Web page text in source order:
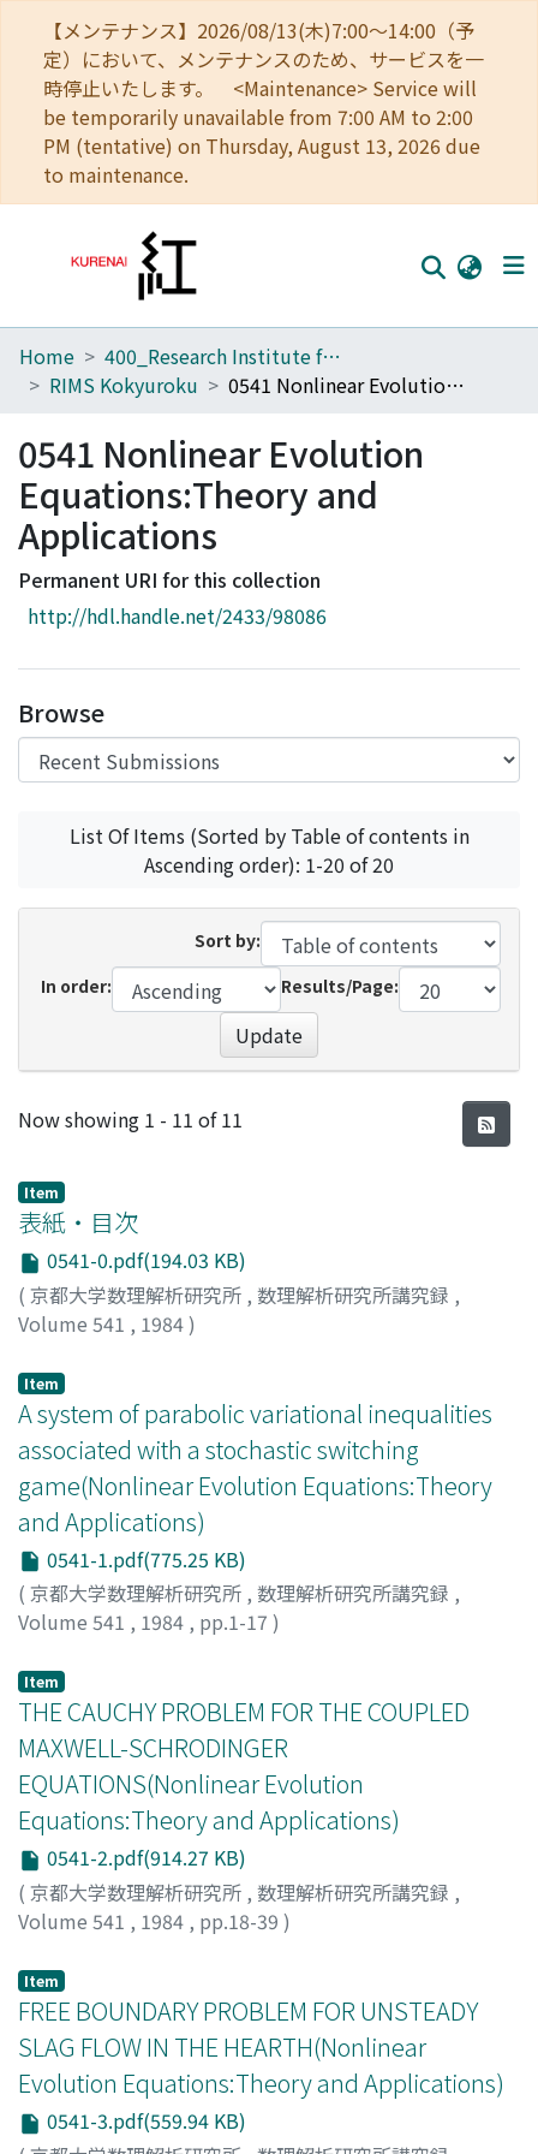
【メンテナンス】2026/08/13(木)7:00～14:00（予
定）において、メンテナンスのため、サービスを一
時停止いたします。 <Maintenance> Service will
be temporarily unavailable from 7:00 AM to 2:00
PM (tentative) on Thursday, August 13, 2026 due
to maintenance.
Home
Browse
Download Ranking
Access Statistics
Library Network
Home
400_Research Institute for Mathematical Sciences
RIMS Kokyuroku
0541 Nonlinear Evolution Equations:Theory and Applications
0541 Nonlinear Evolution
Equations:Theory and
Applications
Permanent URI for this collection
http://hdl.handle.net/2433/98086
Browse
List Of Items (Sorted by Table of contents in
Ascending order): 1-20 of 20
Sort by:
In order:
Results/Page:
Update
Recent Submissions
Now showing 1 - 11 of 11
Item
表紙・目次
0541-0.pdf(194.03 KB)
( 京都大学数理解析研究所 , 数理解析研究所講究録 ,
Volume 541 , 1984)
Item
A system of parabolic variational inequalities
associated with a stochastic switching
game(Nonlinear Evolution Equations:Theory
and Applications)
0541-1.pdf(775.25 KB)
( 京都大学数理解析研究所 , 数理解析研究所講究録 ,
Volume 541 , 1984 , pp.1-17 )
Item
THE CAUCHY PROBLEM FOR THE COUPLED
MAXWELL-SCHRODINGER
EQUATIONS(Nonlinear Evolution
Equations:Theory and Applications)
0541-2.pdf(914.27 KB)
( 京都大学数理解析研究所 , 数理解析研究所講究録 ,
Volume 541 , 1984 , pp.18-39 )
光, 邦昭
Item
FREE BOUNDARY PROBLEM FOR UNSTEADY
SLAG FLOW IN THE HEARTH(Nonlinear
Evolution Equations:Theory and Applications)
0541-3.pdf(559.94 KB)